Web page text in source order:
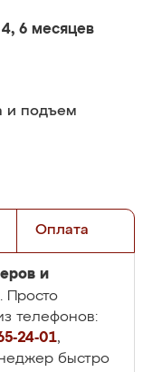
6 месяцев
и подъем
Оплата
и
Просто
телефонов:
24-01,
быстро